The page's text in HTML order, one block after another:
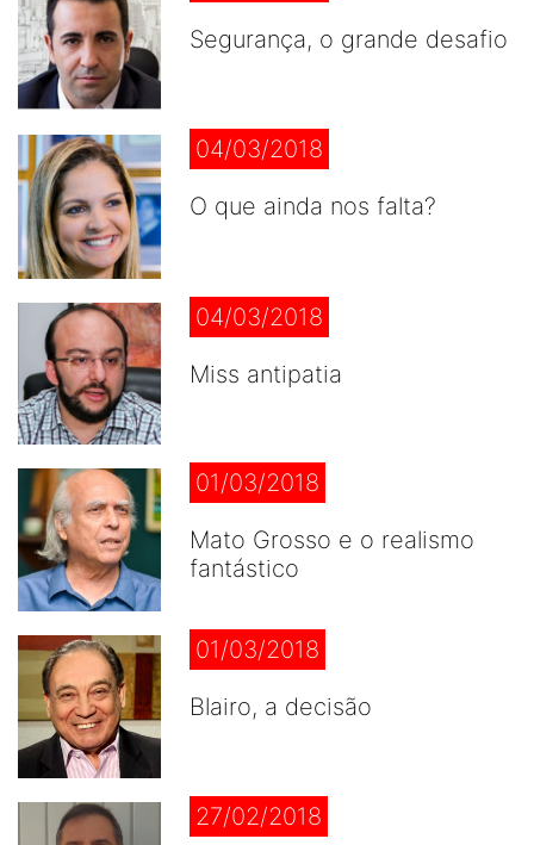
Segurança, o grande desafio
04/03/2018
O que ainda nos falta?
04/03/2018
Miss antipatia
01/03/2018
Mato Grosso e o realismo
fantástico
01/03/2018
Blairo, a decisão
27/02/2018